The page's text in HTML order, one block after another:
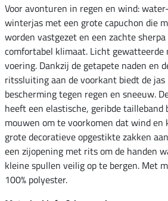
Voor avonturen in regen en wind:
winterjas met een grote capuchon die
worden vastgezet en een zachte
comfortabel klimaat. Licht gewatteerde
voering. Dankzij de getapete naden en
ritssluiting aan de voorkant biedt de
bescherming tegen regen en sneeuw.
heeft een elastische, geribde tailleband
mouwen om te voorkomen dat wind en
grote decoratieve opgestikte zakken
een zijopening met rits om de handen
kleine spullen veilig op te bergen. Met
100% polyester.